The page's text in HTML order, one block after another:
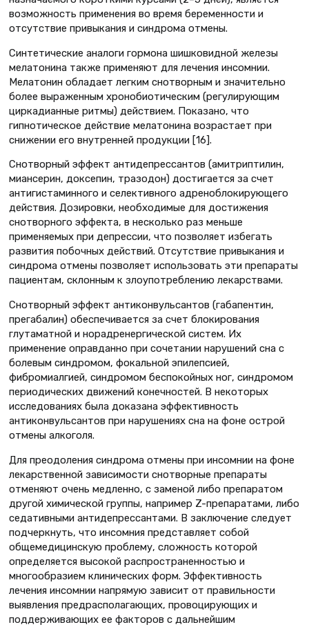
возможность применения во время беременности и
отсутствие привыкания и синдрома отмены.
Синтетические аналоги гормона шишковидной железы
мелатонина также применяют для лечения инсомнии.
Мелатонин обладает легким снотворным и значительно
более выраженным хронобиотическим (регулирующим
циркадианные ритмы) действием. Показано, что
гипнотическое действие мелатонина возрастает при
снижении его внутренней продукции [16].
Снотворный эффект антидепрессантов (амитриптилин,
миансерин, доксепин, тразодон) достигается за счет
антигистаминного и селективного адреноблокирующего
действия. Дозировки, необходимые для достижения
снотворного эффекта, в несколько раз меньше
применяемых при депрессии, что позволяет избегать
развития побочных действий. Отсутствие привыкания и
синдрома отмены позволяет использовать эти препараты
пациентам, склонным к злоупотреблению лекарствами.
Снотворный эффект антиконвульсантов (габапентин,
прегабалин) обеспечивается за счет блокирования
глутаматной и норадренергической систем. Их
применение оправданно при сочетании нарушений сна с
болевым синдромом, фокальной эпилепсией,
фибромиалгией, синдромом беспокойных ног, синдромом
периодических движений конечностей. В некоторых
исследованиях была доказана эффективность
антиконвульсантов при нарушениях сна на фоне острой
отмены алкоголя.
Для преодоления синдрома отмены при инсомнии на фоне
лекарственной зависимости снотворные препараты
отменяют очень медленно, с заменой либо препаратом
другой химической группы, например Z-препаратами, либо
седативными антидепрессантами. В заключение следует
подчеркнуть, что инсомния представляет собой
общемедицинскую проблему, сложность которой
определяется высокой распространенностью и
многообразием клинических форм. Эффективность
лечения инсомнии напрямую зависит от правильности
выявления предрасполагающих, провоцирующих и
поддерживающих ее факторов с дальнейшим